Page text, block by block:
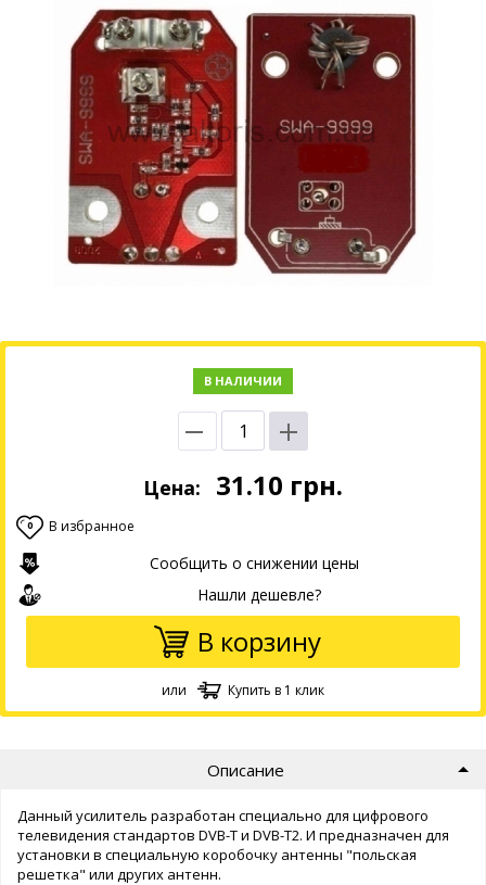
В НАЛИЧИИ
Цена: 31.10 грн.
0 В избранное
Сообщить о снижении цены
Нашли дешевле?
В корзину
или Купить в 1 клик
Описание
Данный усилитель разработан специально для цифрового
телевидения стандартов DVB-T и DVB-T2. И предназначен для
установки в специальную коробочку антенны "польская
решетка" или других антенн.